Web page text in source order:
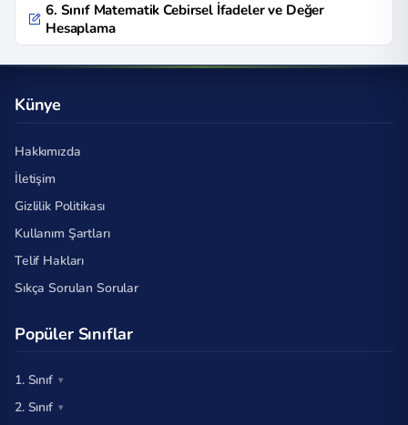
6. Sınıf Matematik Cebirsel İfadeler ve Değer
Hesaplama
Künye
Hakkımızda
İletişim
Gizlilik Politikası
Kullanım Şartları
Telif Hakları
Sıkça Sorulan Sorular
Popüler Sınıflar
1. Sınıf
2. Sınıf